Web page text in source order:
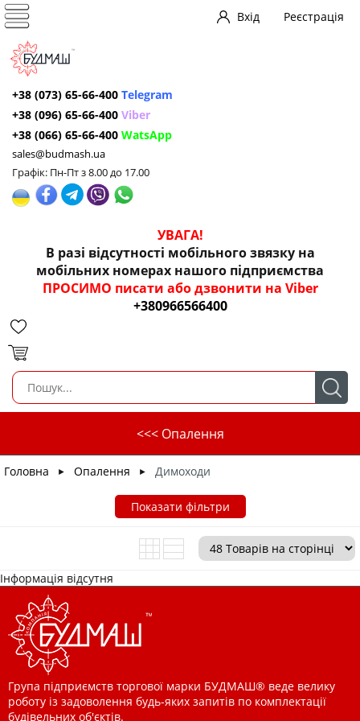
Вхід Реєстрація
+38 (073) 65-66-400 Telegram
+38 (096) 65-66-400 Viber
+38 (066) 65-66-400 WatsApp
sales@budmash.ua
Графік: Пн-Пт з 8.00 до 17.00
УВАГА!
В разі відсутності мобільного звязку на
мобільних номерах нашого підприємства
ПРОСИМО писати або дзвонити на Viber
+380966566400
<<< Опалення
Головна ► Опалення ► Димоходи
Показати фільтри
Інформація відсутня
Група підприємств торгової марки БУДМАШ® веде велику
роботу із задоволення будь-яких запитів по комплектації
будівельних об'єктів.